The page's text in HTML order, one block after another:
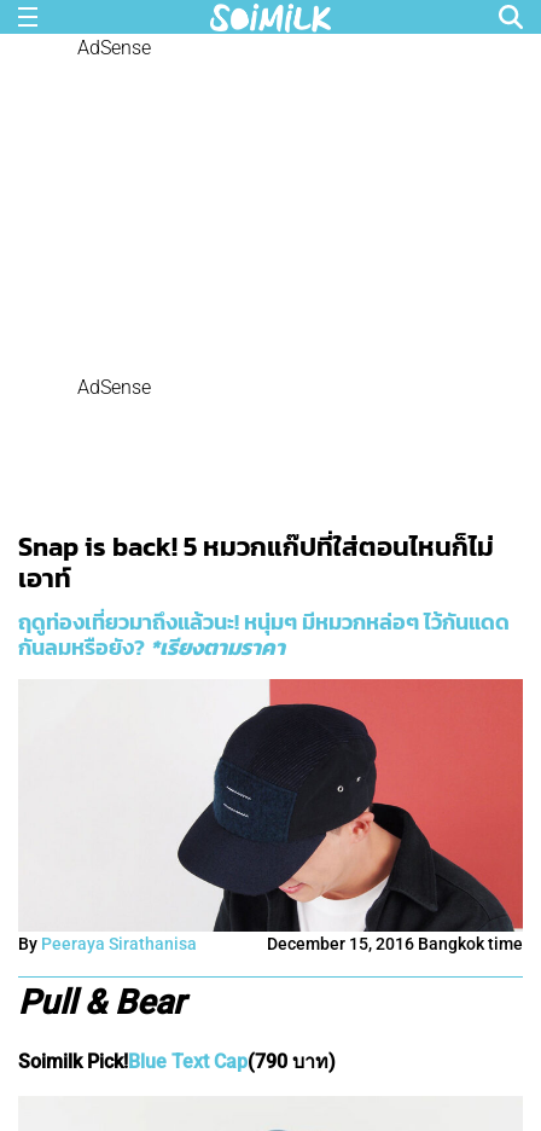
AdSense
AdSense
Snap is back! 5 หมวกแก๊ปที่ใส่ตอนไหนก็ไม่
เอาท์
ฤดูท่องเที่ยวมาถึงแล้วนะ! หนุ่มๆ มีหมวกหล่อๆ ไว้กันแดด
กันลมหรือยัง? *เรียงตามราคา
By Peeraya Sirathanisa December 15, 2016 Bangkok time
Pull & Bear
Soimilk Pick!Blue Text Cap(790 บาท)